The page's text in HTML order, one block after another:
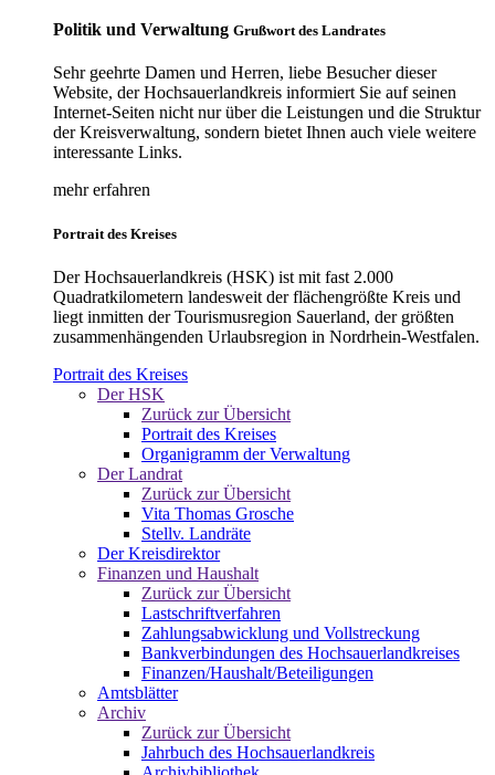
Politik und Verwaltung Grußwort des Landrates
Sehr geehrte Damen und Herren, liebe Besucher dieser
Website, der Hochsauerlandkreis informiert Sie auf seinen
Internet-Seiten nicht nur über die Leistungen und die Struktur
der Kreisverwaltung, sondern bietet Ihnen auch viele weitere
interessante Links.
mehr erfahren
Portrait des Kreises
Der Hochsauerlandkreis (HSK) ist mit fast 2.000
Quadratkilometern landesweit der flächengrößte Kreis und
liegt inmitten der Tourismusregion Sauerland, der größten
zusammenhängenden Urlaubsregion in Nordrhein-Westfalen.
Portrait des Kreises
Der HSK
Zurück zur Übersicht
Portrait des Kreises
Organigramm der Verwaltung
Der Landrat
Zurück zur Übersicht
Vita Thomas Grosche
Stellv. Landräte
Der Kreisdirektor
Finanzen und Haushalt
Zurück zur Übersicht
Lastschriftverfahren
Zahlungsabwicklung und Vollstreckung
Bankverbindungen des Hochsauerlandkreises
Finanzen/Haushalt/Beteiligungen
Amtsblätter
Archiv
Zurück zur Übersicht
Jahrbuch des Hochsauerlandkreis